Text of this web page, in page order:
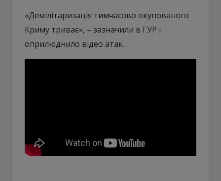
«Демілітаризація тимчасово окупованого
Криму триває», – зазначили в ГУР і
оприлюднило відео атак.